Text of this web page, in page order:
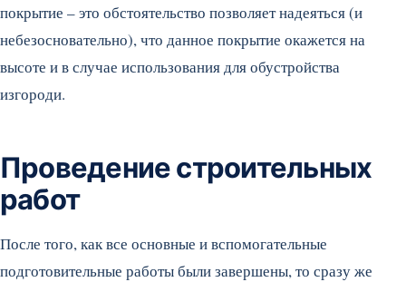
покрытие – это обстоятельство позволяет надеяться (и
небезосновательно), что данное покрытие окажется на
высоте и в случае использования для обустройства
изгороди.
Проведение строительных
работ
После того, как все основные и вспомогательные
подготовительные работы были завершены, то сразу же